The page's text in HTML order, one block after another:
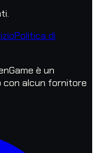
Politica di
è un
alcun fornitore